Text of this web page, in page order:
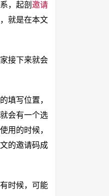
，起剖 邀请
就是在本文
接下来就会
填写位置，
会有一个选
用的时候，
的邀请码成
时候，可能